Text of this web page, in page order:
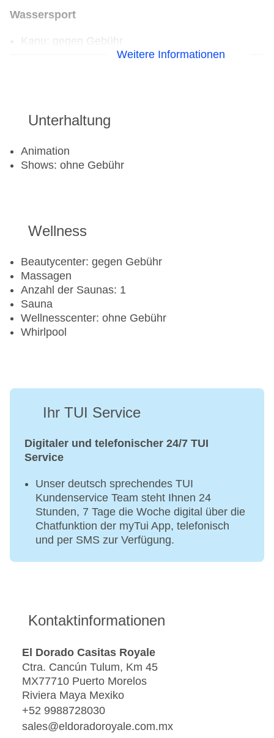
Wassersport
Kanu: gegen Gebühr
Katamaran: gegen Gebühr
Aerobic: ohne Gebühr
Fahrradverleih
Fitnessraum
Weitere Informationen
Unterhaltung
Animation
Shows: ohne Gebühr
Wellness
Beautycenter: gegen Gebühr
Massagen
Anzahl der Saunas: 1
Sauna
Wellnesscenter: ohne Gebühr
Whirlpool
Ihr TUI Service
Digitaler und telefonischer 24/7 TUI
Service
Unser deutsch sprechendes TUI
Kundenservice Team steht Ihnen 24
Stunden, 7 Tage die Woche digital über die
Chatfunktion der myTui App, telefonisch
und per SMS zur Verfügung.
Kontaktinformationen
El Dorado Casitas Royale
Ctra. Cancún Tulum, Km 45
MX77710 Puerto Morelos
Riviera Maya Mexiko
+52 9988728030
sales@eldoradoroyale.com.mx